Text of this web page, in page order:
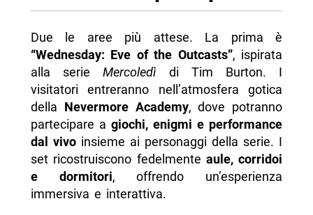
Due le aree più attese. La prima è
“Wednesday: Eve of the Outcasts”, ispirata
alla serieMercoledì di Tim Burton. I
visitatori entreranno nell’atmosfera gotica
della Nevermore Academy, dove potranno
partecipare a giochi, enigmi e performance
dal vivoinsieme ai personaggi della serie. I
set ricostruiscono fedelmente aule, corridoi
e dormitori, offrendo un’esperienza
immersiva e interattiva.